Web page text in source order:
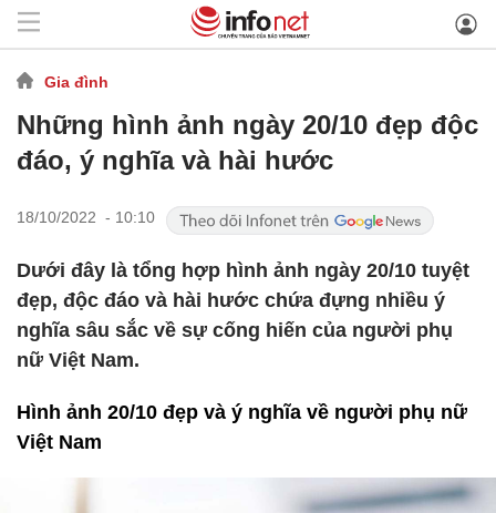
Gia đình
Những hình ảnh ngày 20/10 đẹp độc
đáo, ý nghĩa và hài hước
18/10/2022 - 10:10
Dưới đây là tổng hợp hình ảnh ngày 20/10 tuyệt
đẹp, độc đáo và hài hước chứa đựng nhiều ý
nghĩa sâu sắc về sự cống hiến của người phụ
nữ Việt Nam.
Hình ảnh 20/10 đẹp và ý nghĩa về người phụ nữ
Việt Nam